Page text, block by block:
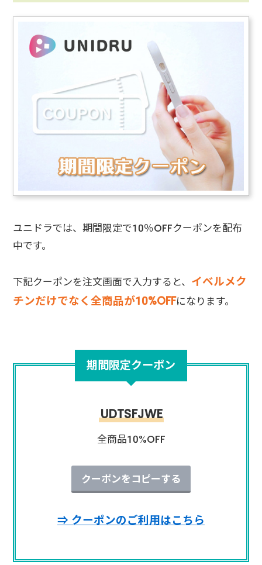
ユニドラでは、期間限定で10％OFFクーポンを配布
中です。
下記クーポンを注文画面で入力すると、 イベルメク
チンだけでなく全商品が10%OFFになります。
期間限定クーポン
UDTSFJWE
全商品10%OFF
クーポンをコピーする
⇒ クーポンのご利用はこちら